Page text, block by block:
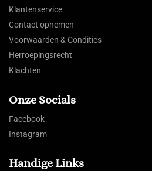
Klantenservice
Contact opnemen
Voorwaarden & Condities
Herroepingsrecht
Klachten
Onze Socials
Facebook
Instagram
Handige Links